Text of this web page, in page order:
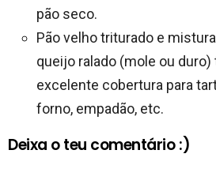
pão seco.
Pão velho triturado e
queijo ralado (mole ou duro)
excelente cobertura para
forno, empadão, etc.
Deixa o teu comentário :)